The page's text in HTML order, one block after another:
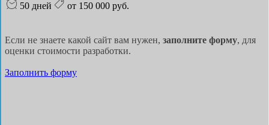
50 дней
от 150 000 руб.
Если не знаете какой сайт вам нужен, заполните форму, для
оценки стоимости разработки.
Заполнить форму